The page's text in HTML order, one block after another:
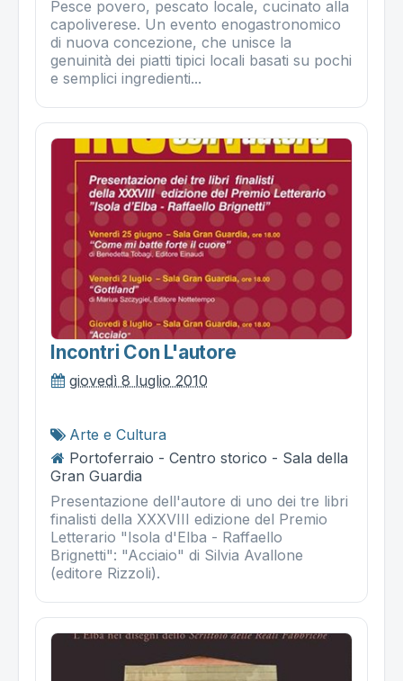
Pesce povero, pescato locale, cucinato alla
capoliverese. Un evento enogastronomico
di nuova concezione, che unisce la
genuinità dei piatti tipici locali basati su pochi
e semplici ingredienti...
Incontri Con L'autore
giovedì 8 luglio 2010
Arte e Cultura
Portoferraio - Centro storico - Sala della
Gran Guardia
Presentazione dell'autore di uno dei tre libri
finalisti della XXXVIII edizione del Premio
Letterario "Isola d'Elba - Raffaello
Brignetti": "Acciaio" di Silvia Avallone
(editore Rizzoli).